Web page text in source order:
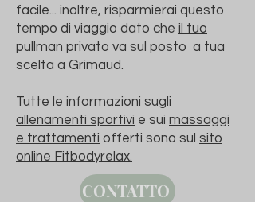
facile... inoltre, risparmierai questo
tempo di viaggio dato che il tuo
pullman privato va sul posto a tua
scelta a Grimaud.
Tutte le informazioni sugli
allenamenti sportivi e sui massaggi
e trattamenti offerti sono sul sito
online Fitbodyrelax.
CONTATTO